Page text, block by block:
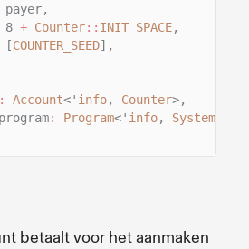
payer,
8 + Counter:: INIT_SPACE,
[COUNTER_SEED],
: Account<' info, Counter>,
: Program<' info, System
betaalt voor het aanmaken